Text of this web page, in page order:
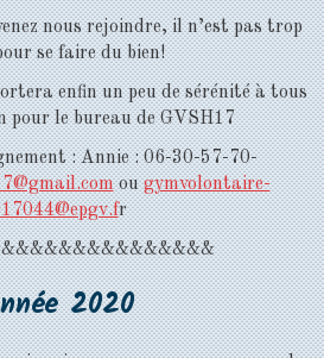
nous rejoindre, il n’est pas trop
se faire du bien!
enfin un peu de sérénité à tous
pour le bureau de GVSH17
: Annie : 06-30-57-70-
ougymvolontaire-
r
2020